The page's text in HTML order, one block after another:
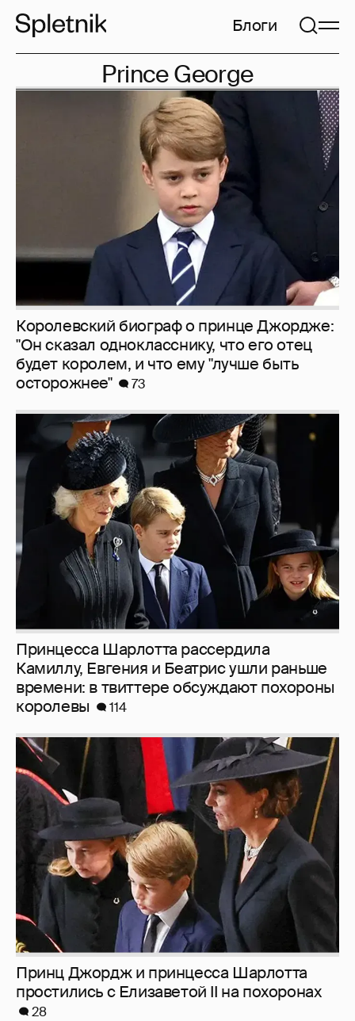
Блоги
Prince George
Королевский биограф о принце Джордже:
"Он сказал однокласснику, что его отец
будет королем, и что ему "лучше быть
осторожнее"
73
Принцесса Шарлотта рассердила
Камиллу, Евгения и Беатрис ушли раньше
времени: в твиттере обсуждают похороны
королевы
114
Принц Джордж и принцесса Шарлотта
простились с Елизаветой II на похоронах
28